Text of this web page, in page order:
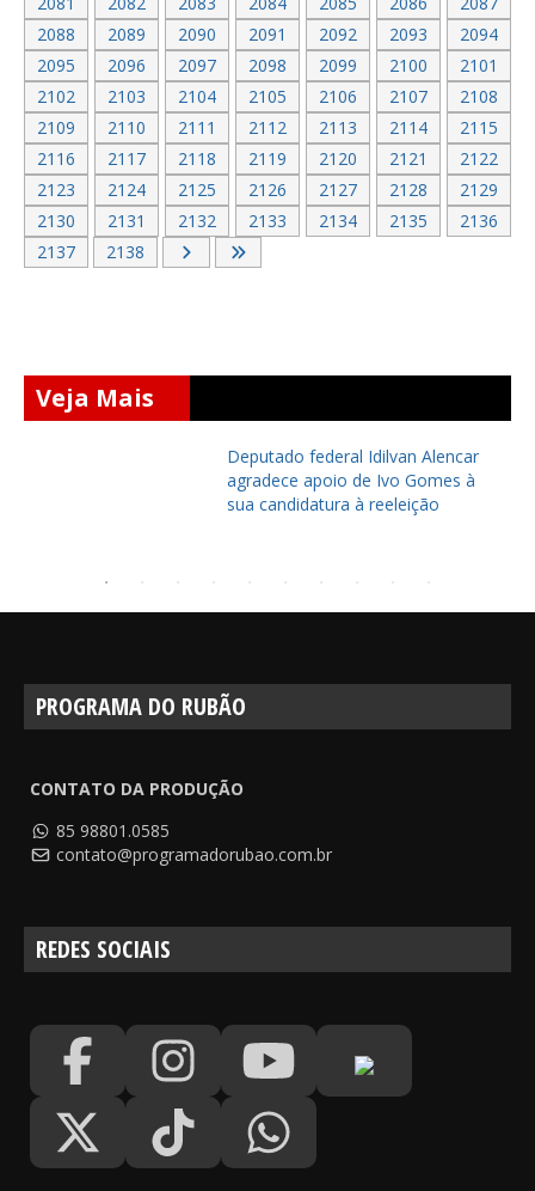
2088
2089 2090 2091 2092 2093
2094
2095
2096 2097 2098 2099 2100
2101
2102
2103 2104 2105 2106 2107
2108
2109
2110 2111 2112 2113 2114
2115
2116
2117 2118 2119 2120 2121
2122
2123
2124 2125 2126 2127 2128
2129
2130
2131 2132 2133 2134 2135
2136
2137
2138
Veja Mais
Prefeito Dr. Leonildo entrega CRAS
do Sereno reformado e
modernizado em Ocara
PROGRAMA DO RUBÃO
CONTATO DA PRODUÇÃO
85 98801.0585
contato@programadorubao.com.br
REDES SOCIAIS